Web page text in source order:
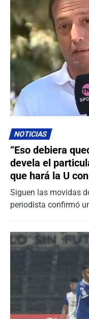
NOTICIAS
“Eso debiera
devela el
que hará la U
Siguen las movidas
periodista confirmó